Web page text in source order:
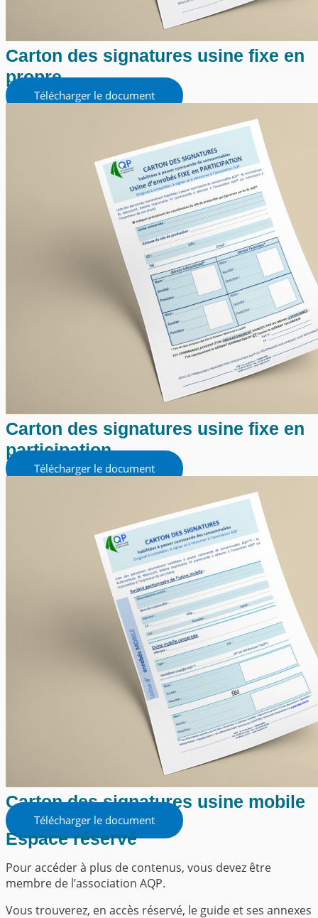
Carton des signatures usine fixe en
propre
Télécharger le document
Carton des signatures usine fixe en
participation
Télécharger le document
Carton des signatures usine mobile
Télécharger le document
Espace réservé
Pour accéder à plus de contenus, vous devez être
membre de l’association AQP.
Vous trouverez, en accès réservé, le guide et ses annexes